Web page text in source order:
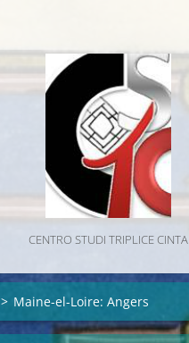
CENTRO STUDI TRIPLICE CINTA
> Maine-el-Loire: Angers